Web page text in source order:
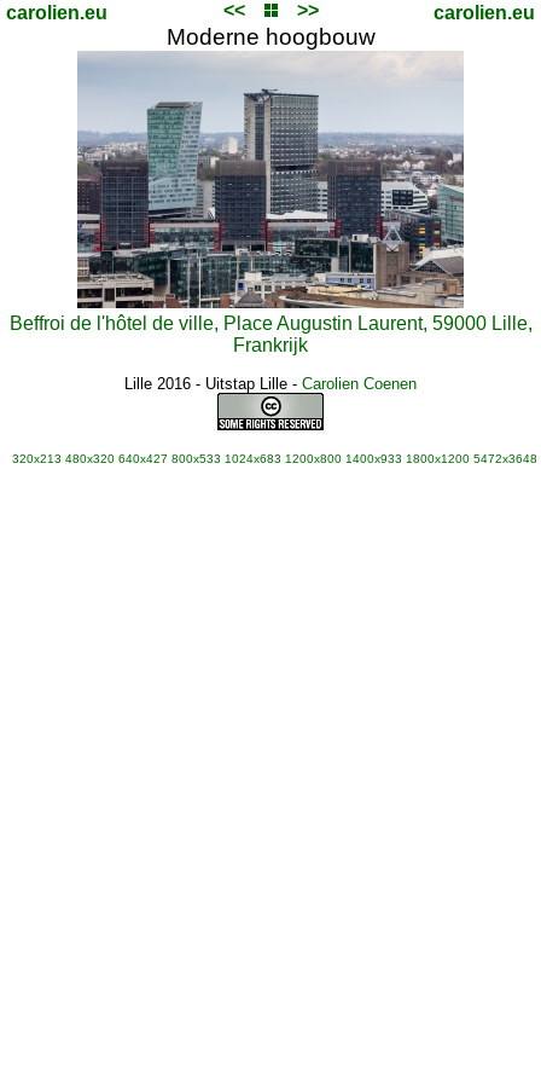
carolien.eu << >> carolien.eu
Moderne hoogbouw
Beffroi de l'hôtel de ville, Place Augustin Laurent, 59000 Lille,
Frankrijk
Lille 2016 - Uitstap Lille - Carolien Coenen
320x213 480x320 640x427 800x533 1024x683 1200x800 1400x933 1800x1200 5472x3648